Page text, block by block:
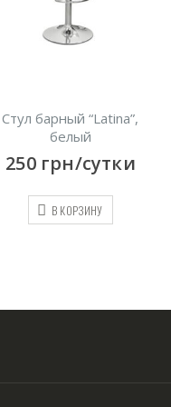
Стул барный “Latina”,
белый
250 грн/сутки
В КОРЗИНУ